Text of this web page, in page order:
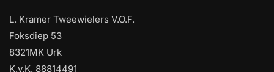
L. Kramer Tweewielers V.O.F.
Foksdiep 53
8321MK Urk
K.v.K. 88814491